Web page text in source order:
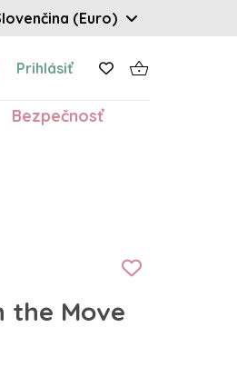
(Euro)
Prihlásiť
Bezpečnosť
the Move